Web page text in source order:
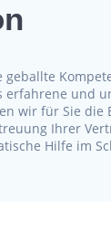
geballte
erfahrene und
wir für Sie die
Ihrer
Hilfe im